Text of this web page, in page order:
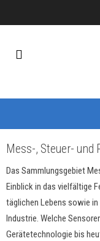
Mess-, Steuer- und
Das Sammlungsgebiet
Einblick in das vielfältige
täglichen Lebens sowie
Industrie. Welche
Gerätetechnologie bis